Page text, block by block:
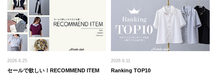
2026.6.25
セールで欲しい！RECOMMEND ITEM
2026.6.11
Ranking TOP10